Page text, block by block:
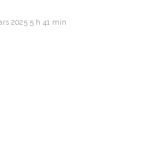
2025 5 h 41 min